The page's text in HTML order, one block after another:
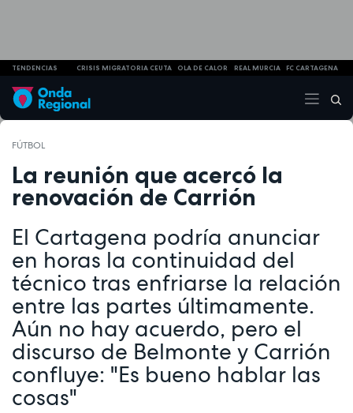
TENDENCIAS CRISIS MIGRATORIA CEUTA OLA DE CALOR REAL MURCIA FC CARTAGENA
FÚTBOL
La reunión que acercó la
renovación de Carrión
El Cartagena podría anunciar
en horas la continuidad del
técnico tras enfriarse la relación
entre las partes últimamente.
Aún no hay acuerdo, pero el
discurso de Belmonte y Carrión
confluye: "Es bueno hablar las
cosas"